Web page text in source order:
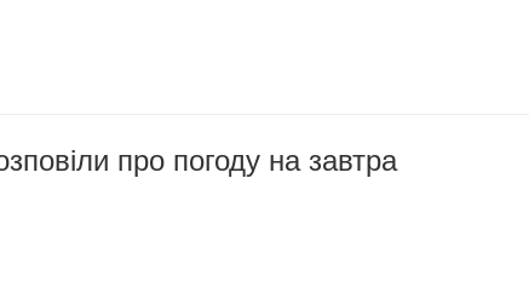
про погоду на завтра